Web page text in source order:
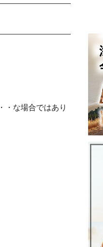
フラ
｜美
フランス・ル
が話せる！お金を
ザ13種類の特徴と
ス・リヨン留学者は
生活に密着するフラ
ンス ストラスブー
・な場合ではあり